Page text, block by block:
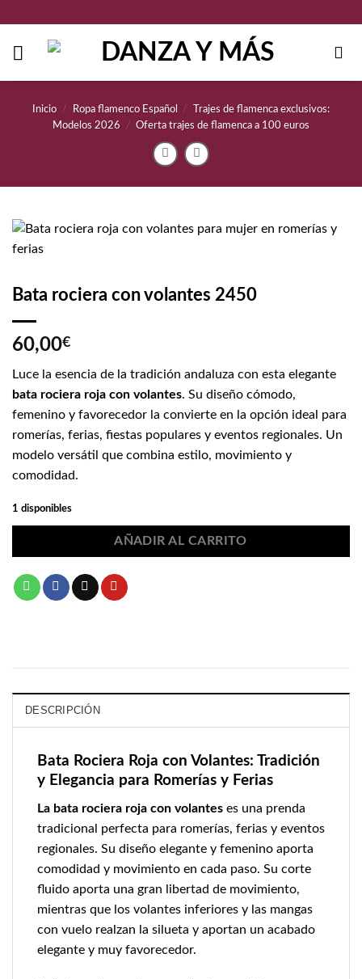
contenido
Inicio / Ropa flamenco Español /
Trajes de flamenca exclusivos:
Modelos 2026
/ Oferta trajes de flamenca a 100 euros
Bata rociera con volantes 2450
60,00€
Luce la esencia de la tradición andaluza con esta elegante
bata rociera roja con volantes. Su diseño cómodo,
femenino y favorecedor la convierte en la opción ideal para
romerías, ferias, fiestas populares y eventos regionales. Un
modelo versátil que combina estilo, movimiento y
comodidad.
1 disponibles
AÑADIR AL CARRITO
DESCRIPCIÓN
Bata Rociera Roja con Volantes: Tradición
y Elegancia para Romerías y Ferias
La bata rociera roja con volantes es una prenda
tradicional perfecta para romerías, ferias y eventos
regionales. Su diseño elegante y femenino aporta
comodidad y movimiento en cada paso. Su corte
fluido aporta una gran libertad de movimiento,
mientras que los volantes inferiores y las mangas
con vuelo realzan la silueta y aportan un acabado
elegante y muy favorecedor.